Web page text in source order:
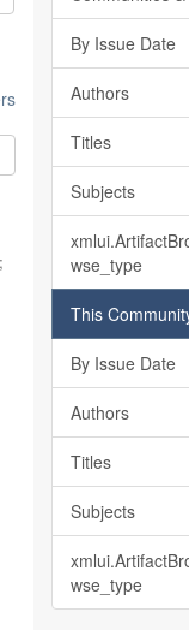
;
By Issue Date
Authors
Titles
Subjects
wse_type
This
By Issue Date
Authors
Titles
Subjects
wse_type